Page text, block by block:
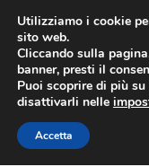
contenuto
Utilizziamo i cookie
sito web.
Cliccando sulla
banner, presti il
Puoi scoprire di più
disattivarli nelle
Accetta